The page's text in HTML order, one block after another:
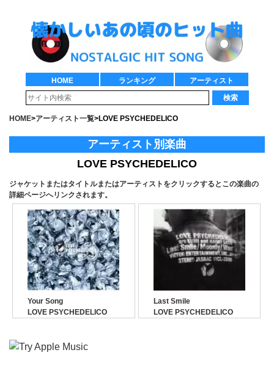
HOME ランキング
アーティスト
検索
HOME>アーティスト一覧>LOVE PSYCHEDELICO
アーティスト別楽曲
LOVE PSYCHEDELICO
ジャケットまたはタイトルまたはアーティストをクリックするとこの楽曲の
詳細ページへリンクされます。
Your Song
LOVE PSYCHEDELICO
Last Smile
LOVE PSYCHEDELICO